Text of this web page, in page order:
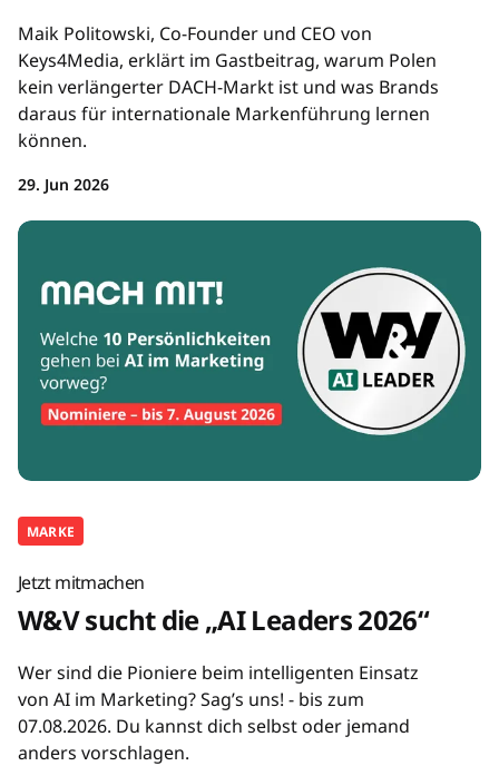
Maik Politowski, Co-Founder und CEO von
Keys4Media, erklärt im Gastbeitrag, warum Polen
kein verlängerter DACH-Markt ist und was Brands
daraus für internationale Markenführung lernen
können.
29. Jun 2026
MARKE
Jetzt mitmachen
W&V sucht die „AI Leaders 2026“
Wer sind die Pioniere beim intelligenten Einsatz
von AI im Marketing? Sag’s uns! - bis zum
07.08.2026. Du kannst dich selbst oder jemand
anders vorschlagen.